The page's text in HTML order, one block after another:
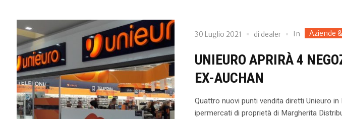
30 Luglio 2021 di dealer In Aziende
UNIEURO APRIRÀ 4
EX-AUCHAN
Quattro nuovi punti vendita diretti Unieuro in
ipermercati di proprietà di Margherita